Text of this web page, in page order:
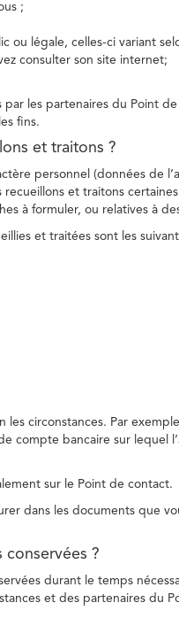
;
légale, celles-ci variant
consulter son site internet;
les partenaires du Point
fins.
et traitons ?
personnel (données de
et traitons
à formuler, ou relatives à
et traitées sont les
les circonstances. Par
compte bancaire sur lequel
sur le Point de contact.
dans les documents que
?
durant le temps
et des partenaires du